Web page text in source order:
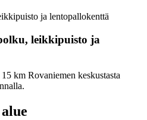
ja lentopallokenttä
leikkipuisto ja
km Rovaniemen keskustasta